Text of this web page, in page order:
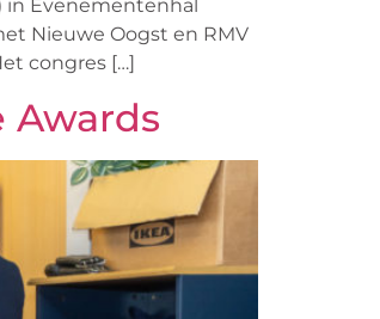
in Evenementenhal
Nieuwe Oogst en RMV
congres […]
Awards